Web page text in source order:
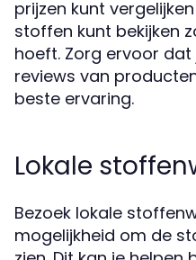
prijzen kunt
stoffen kunt bekijken
hoeft. Zorg ervoor
reviews van
beste ervaring.
Lokale
Bezoek lokale
mogelijkheid om de